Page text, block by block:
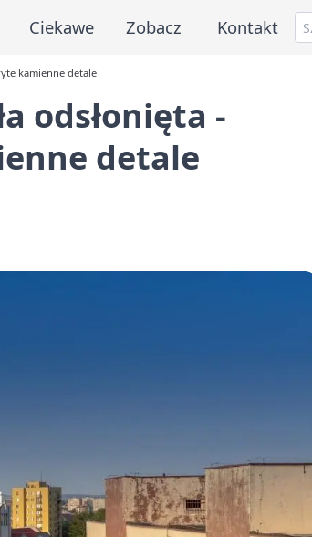
Ciekawe Zobacz Kontakt
kamienne detale
odsłonięta -
detale